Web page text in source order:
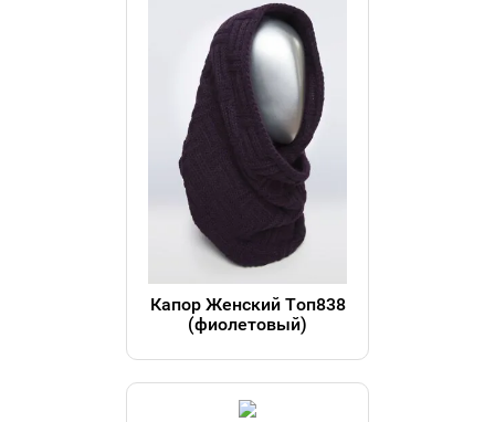
Капор Женский Топ838
(фиолетовый)